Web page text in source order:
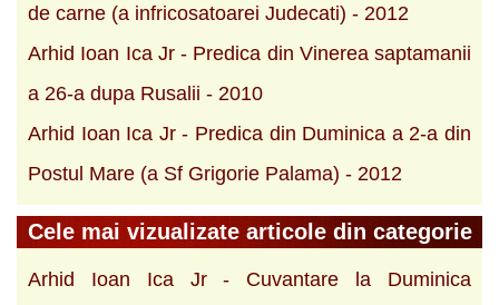
de carne (a infricosatoarei Judecati) - 2012
Arhid Ioan Ica Jr - Predica din Vinerea saptamanii
a 26-a dupa Rusalii - 2010
Arhid Ioan Ica Jr - Predica din Duminica a 2-a din
Postul Mare (a Sf Grigorie Palama) - 2012
Cele mai vizualizate articole din categorie
Arhid Ioan Ica Jr - Cuvantare la Duminica